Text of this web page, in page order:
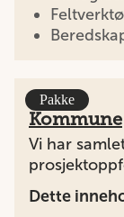
Pakke
Kommune
Vi har
Dette